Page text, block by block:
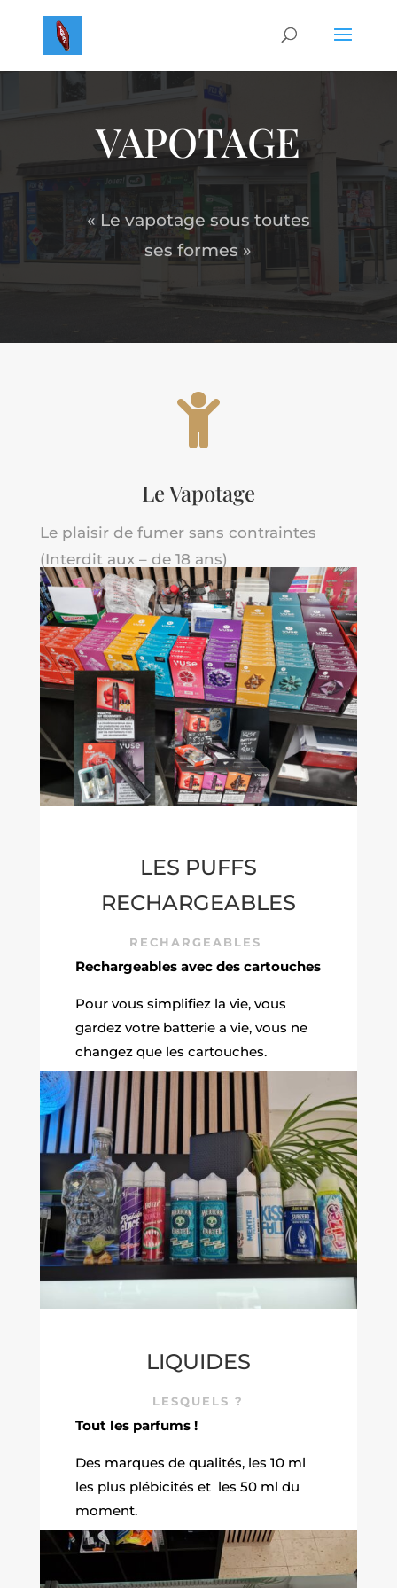
VAPOTAGE
« Le vapotage sous toutes
ses formes »

Le Vapotage
Le plaisir de fumer sans contraintes
(Interdit aux – de 18 ans)
LES PUFFS
RECHARGEABLES
RECHARGEABLES
Rechargeables avec des cartouches
Pour vous simplifiez la vie, vous
gardez votre batterie a vie, vous ne
changez que les cartouches.
LIQUIDES
LESQUELS ?
Tout les parfums !
Des marques de qualités, les 10 ml
les plus plébicités et les 50 ml du
moment.